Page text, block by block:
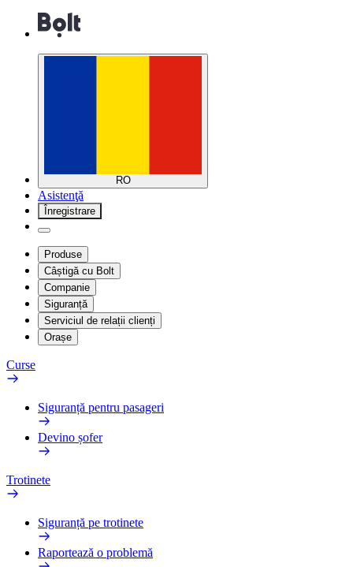
RO
Asistenţă
Înregistrare
Produse
Câștigă cu Bolt
Companie
Siguranță
Serviciul de relații clienți
Orașe
Curse
Siguranță pentru pasageri
Devino șofer
Trotinete
Siguranță pe trotinete
Raportează o problemă